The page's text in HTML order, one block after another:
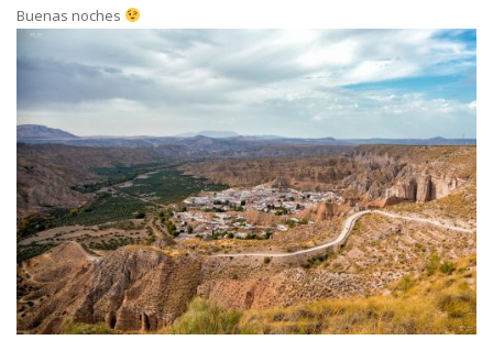
Buenas noches